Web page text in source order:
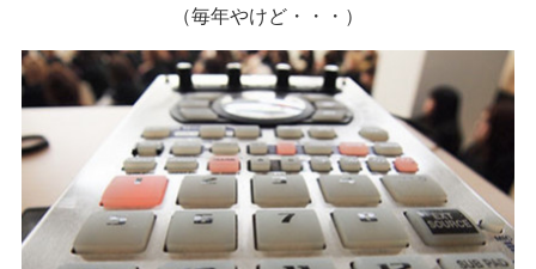
（毎年やけど・・・）